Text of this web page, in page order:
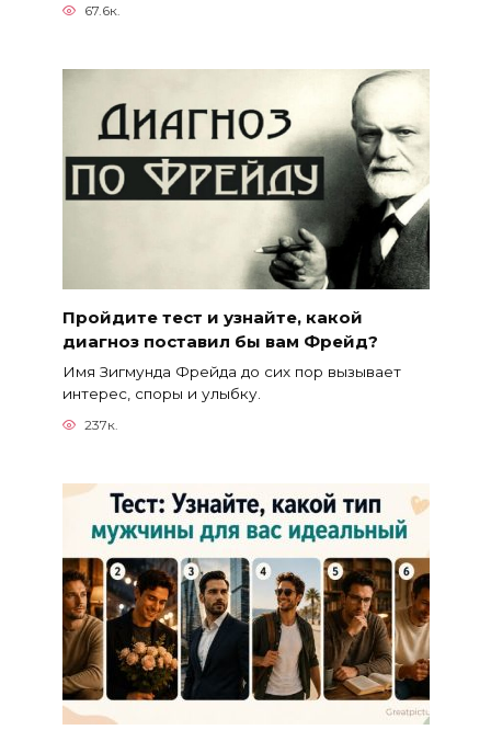
67.6к.
Пройдите тест и узнайте, какой
диагноз поставил бы вам Фрейд?
Имя Зигмунда Фрейда до сих пор вызывает
интерес, споры и улыбку.
237к.